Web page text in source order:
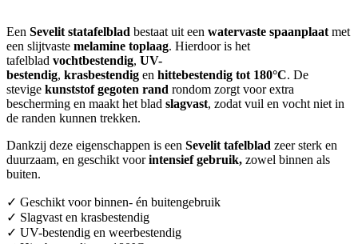
Een Sevelit statafelblad bestaat uit een watervaste spaanplaat met
een slijtvaste melamine toplaag. Hierdoor is het
tafelblad vochtbestendig, UV-
bestendig, krasbestendig en hittebestendig tot 180°C. De
stevige kunststof gegoten rand rondom zorgt voor extra
bescherming en maakt het blad slagvast, zodat vuil en vocht niet in
de randen kunnen trekken.
Dankzij deze eigenschappen is een Sevelit tafelblad zeer sterk en
duurzaam, en geschikt voorintensief gebruik, zowel binnen als
buiten.
✓ Geschikt voor binnen- én buitengebruik
✓ Slagvast en krasbestendig
✓ UV-bestendig en weerbestendig